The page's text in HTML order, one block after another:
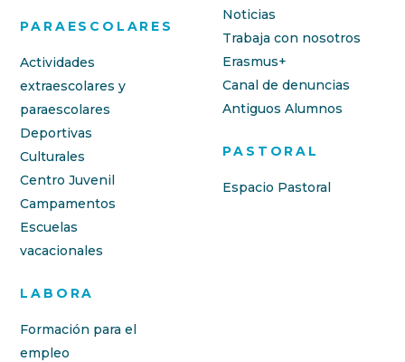
PARAESCOLARES
Actividades
extraescolares y
paraescolares
Deportivas
Culturales
Centro Juvenil
Campamentos
Escuelas
vacacionales
LABORA
Formación para el
empleo
Noticias
Trabaja con nosotros
Erasmus+
Canal de denuncias
Antiguos Alumnos
PASTORAL
Espacio Pastoral